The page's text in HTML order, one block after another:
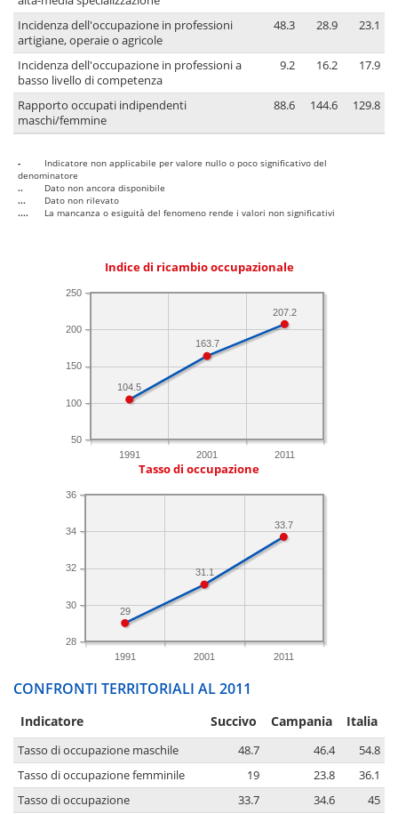
Incidenza dell'occupazione in professioni
artigiane, operaie o agricole
48.3 28.9 23.1
Incidenza dell'occupazione in professioni a
basso livello di competenza
9.2 16.2 17.9
Rapporto occupati indipendenti
maschi/femmine
88.6 144.6 129.8
-
Indicatore non applicabile per valore nullo o poco significativo del
denominatore
..
Dato non ancora disponibile
...
Dato non rilevato
....
La mancanza o esiguità del fenomeno rende i valori non significativi
Indice di ricambio occupazionale
1991 2001 2011
50
100
150
200
250
207.2
163.7
104.5
Tasso di occupazione
1991 2001 2011
28
30
32
34
36
33.7
31.1
29
CONFRONTI TERRITORIALI AL 2011
Indicatore Succivo Campania Italia
Tasso di occupazione maschile 48.7 46.4
54.8
Tasso di occupazione femminile
19 23.8
36.1
Tasso di occupazione
33.7 34.6
45